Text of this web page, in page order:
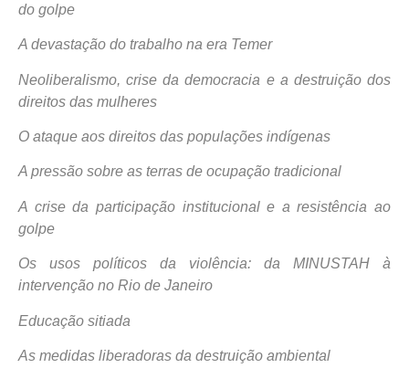
do golpe
A devastação do trabalho na era Temer
Neoliberalismo, crise da democracia e a destruição dos
direitos das mulheres
O ataque aos direitos das populações indígenas
A pressão sobre as terras de ocupação tradicional
A crise da participação institucional e a resistência ao
golpe
Os usos políticos da violência: da MINUSTAH à
intervenção no Rio de Janeiro
Educação sitiada
As medidas liberadoras da destruição ambiental